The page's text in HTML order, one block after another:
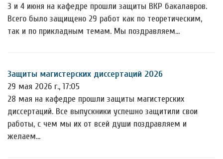
3 и 4 июня на кафедре прошли защиты ВКР бакалавров.
Всего было защищено 29 работ как по теоретическим,
так и по прикладным темам. Мы поздравляем…
Защиты магистерских диссертаций 2026
29 мая 2026 г., 17:05
28 мая на кафедре прошли защиты магистерских
диссертаций. Все выпускники успешно защитили свои
работы, с чем мы их от всей души поздравляем и
желаем…